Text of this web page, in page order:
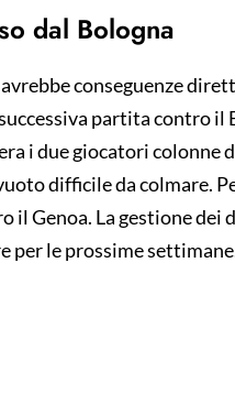
dal Bologna
conseguenze
partita contro il
i due giocatori colonne
difficile da colmare.
il Genoa. La gestione dei
per le prossime